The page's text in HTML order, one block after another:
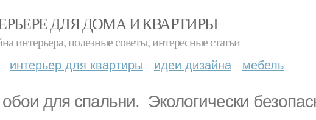
ДЛЯ ДОМА И КВАРТИРЫ
интерьера, полезные советы, интересные статьи
интерьер для квартиры идеи дизайна мебель
для спальни. Экологически